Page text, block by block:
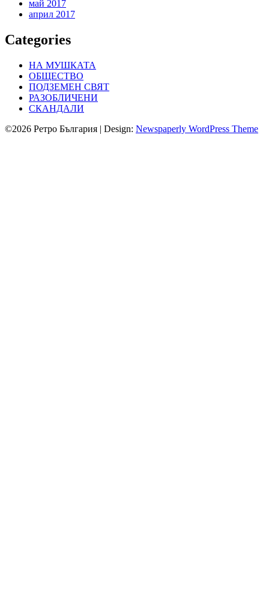
май 2017
април 2017
Categories
НА МУШКАТА
ОБЩЕСТВО
ПОДЗЕМЕН СВЯТ
РАЗОБЛИЧЕНИ
СКАНДАЛИ
©2026 Ретро България | Design: Newspaperly WordPress Theme